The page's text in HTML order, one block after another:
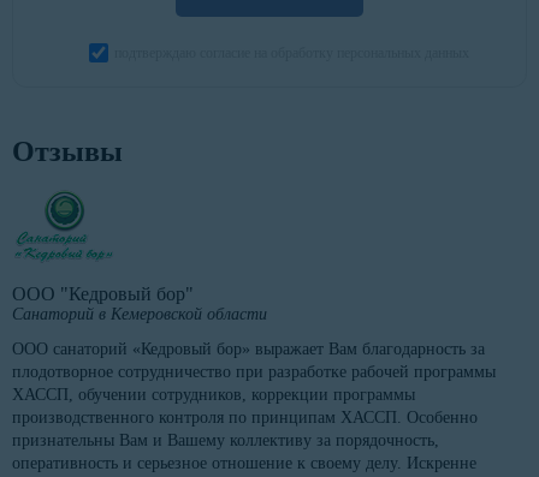
Отзывы
ООО "Кедровый бор"
Санаторий в Кемеровской области
ООО санаторий «Кедровый бор» выражает Вам благодарность за
плодотворное сотрудничество при разработке рабочей программы
ХАССП, обучении сотрудников, коррекции программы
производственного контроля по принципам ХАССП. Особенно
признательны Вам и Вашему коллективу за порядочность,
оперативность и серьезное отношение к своему делу. Искренне